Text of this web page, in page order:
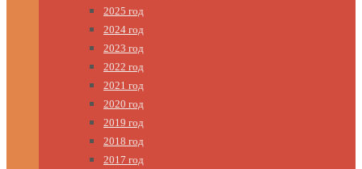
2025 год
2024 год
2023 год
2022 год
2021 год
2020 год
2019 год
2018 год
2017 год